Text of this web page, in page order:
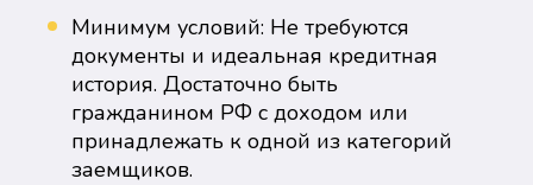
Минимум условий: Не требуются
документы и идеальная кредитная
история. Достаточно быть
гражданином РФ с доходом или
принадлежать к одной из категорий
заемщиков.